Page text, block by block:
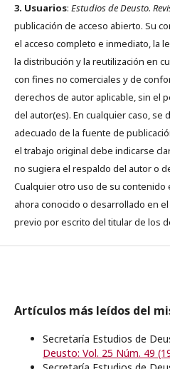
3. Usuarios: Estudios de Deusto.
publicación de acceso abierto. Su
el acceso completo e inmediato, la
la distribución y la reutilización en
con fines no comerciales y de
derechos de autor aplicable, sin el
del autor(es). En cualquier caso, se
adecuado de la fuente de
el trabajo original debe indicarse
no sugiera el respaldo del autor o
Cualquier otro uso de su
ahora conocido o desarrollado en
previo por escrito del titular de los
Artículos más leídos del
Secretaría Estudios de
Deusto: Vol. 25 Núm. 49